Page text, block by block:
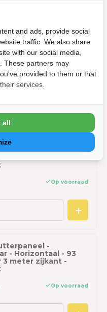
Antraciet
RAL 7015
samen:
zijkant ?
Op voorraad
-
- Horizontaal - 93
3 meter zijkant -
Op voorraad
and ads, provide social
traffic. We also share
with our social media,
These partners may
provided to them or that
services.
all